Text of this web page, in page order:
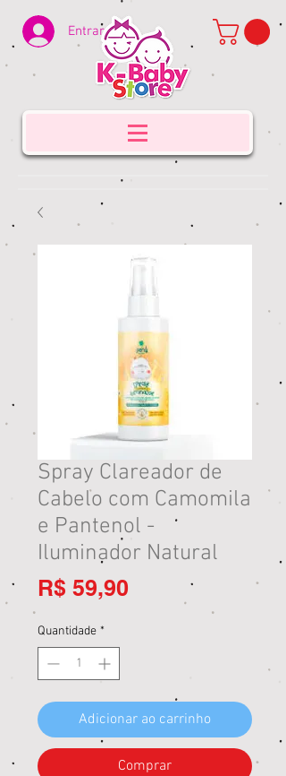
Entrar
Spray Clareador de
Cabelo com Camomila
e Pantenol -
Iluminador Natural
R$ 59,90
Quantidade *
Adicionar ao carrinho
Comprar